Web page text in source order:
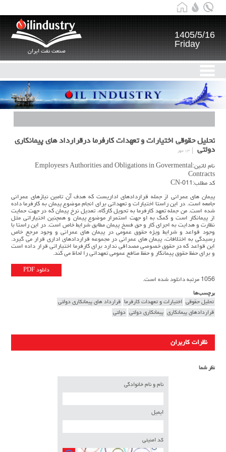
صنعت نفت ایران
1405/5/16
Friday
تحلیل حقوقی اختیارات و تعهدات کارفرما درقرارداد های پیمانکاری
دولتی
۱۳ مهر
نام لاتین:Employesrs Authorities and Obligations in Govermental
Contracts
کد مطلب:CN-011
پیمان های عمرانی از جمله قراردادهای اداریست که هدف آن تامین نیازهای عمرانی
جامعه است. در این راستا اختیارات و تعهداتی برای انجام موضوع پیمان به کارفرما داده
شده است. من جمله تعهد کارفرما به تحویل کارگاه، تعدیل نرخ پیمان که در جهت حمایت
از پیمانکار است و کمک به او جهت استمرار موضوع پیمان و همچنین اختیاراتی مثل
نظارت و هدایت به اجرای کار و حق فسخ پیمان مطابق شرایط خاص است. در این راستا با
وجود قواعد و شرایط ویژه حقوق عمومی در پیمان های عمرانی و وجود مرجع خاص
رسیدگی به اختلافات، پیمان های عمرانی در مجموعه قراردادهای اداری قرار می گیرد.
این قواعد که در حقوق خصوصی مصداقی ندارد برای کارفرما اختیاراتی قرار داده است
و برای حفظ حقوق پیمانکار و حفظ منافع عمومی تعهداتی را لحاظ می کند.
دانلود PDF
1056 مرتبه دانلود شده است.
برچسب‌ها
تحلیل حقوقی اختیارات و تعهدات کارفرما قرارداد های پیمانکاری دولتی
قراردادهای پیمانکاری پیمانکاری دولتی دولتی
نظرات کاربران
نظر شما
نام و نام خانوادگی
ایمیل
کد امنیتی